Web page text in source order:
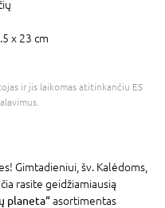
x 23 cm
ir jis laikomas atitinkančiu ES
Gimtadieniui, šv. Kalėdoms,
rasite geidžiamiausią
planeta“asortimentas